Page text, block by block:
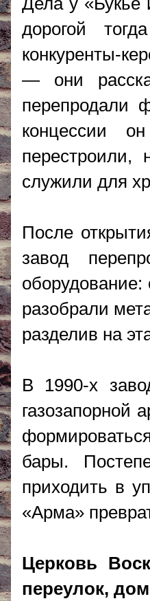
дорогой
конкуренты-
— они
перепродали
концессии
перестроили,
служили для
После
завод
оборудование:
разобрали
разделив на
В 1990-х
газозапорной
бары.
приходить в
«Арма»
Церковь
переулок,